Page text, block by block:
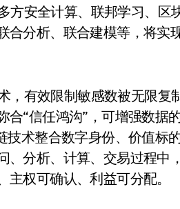
方安全计算、联邦学习、区
合分析、联合建模等，将实
，有效限制敏感数被无限复
合“信任鸿沟”，可增强数据
技术整合数字身份、价值标
、分析、计算、交易过程中
权可确认、利益可分配。